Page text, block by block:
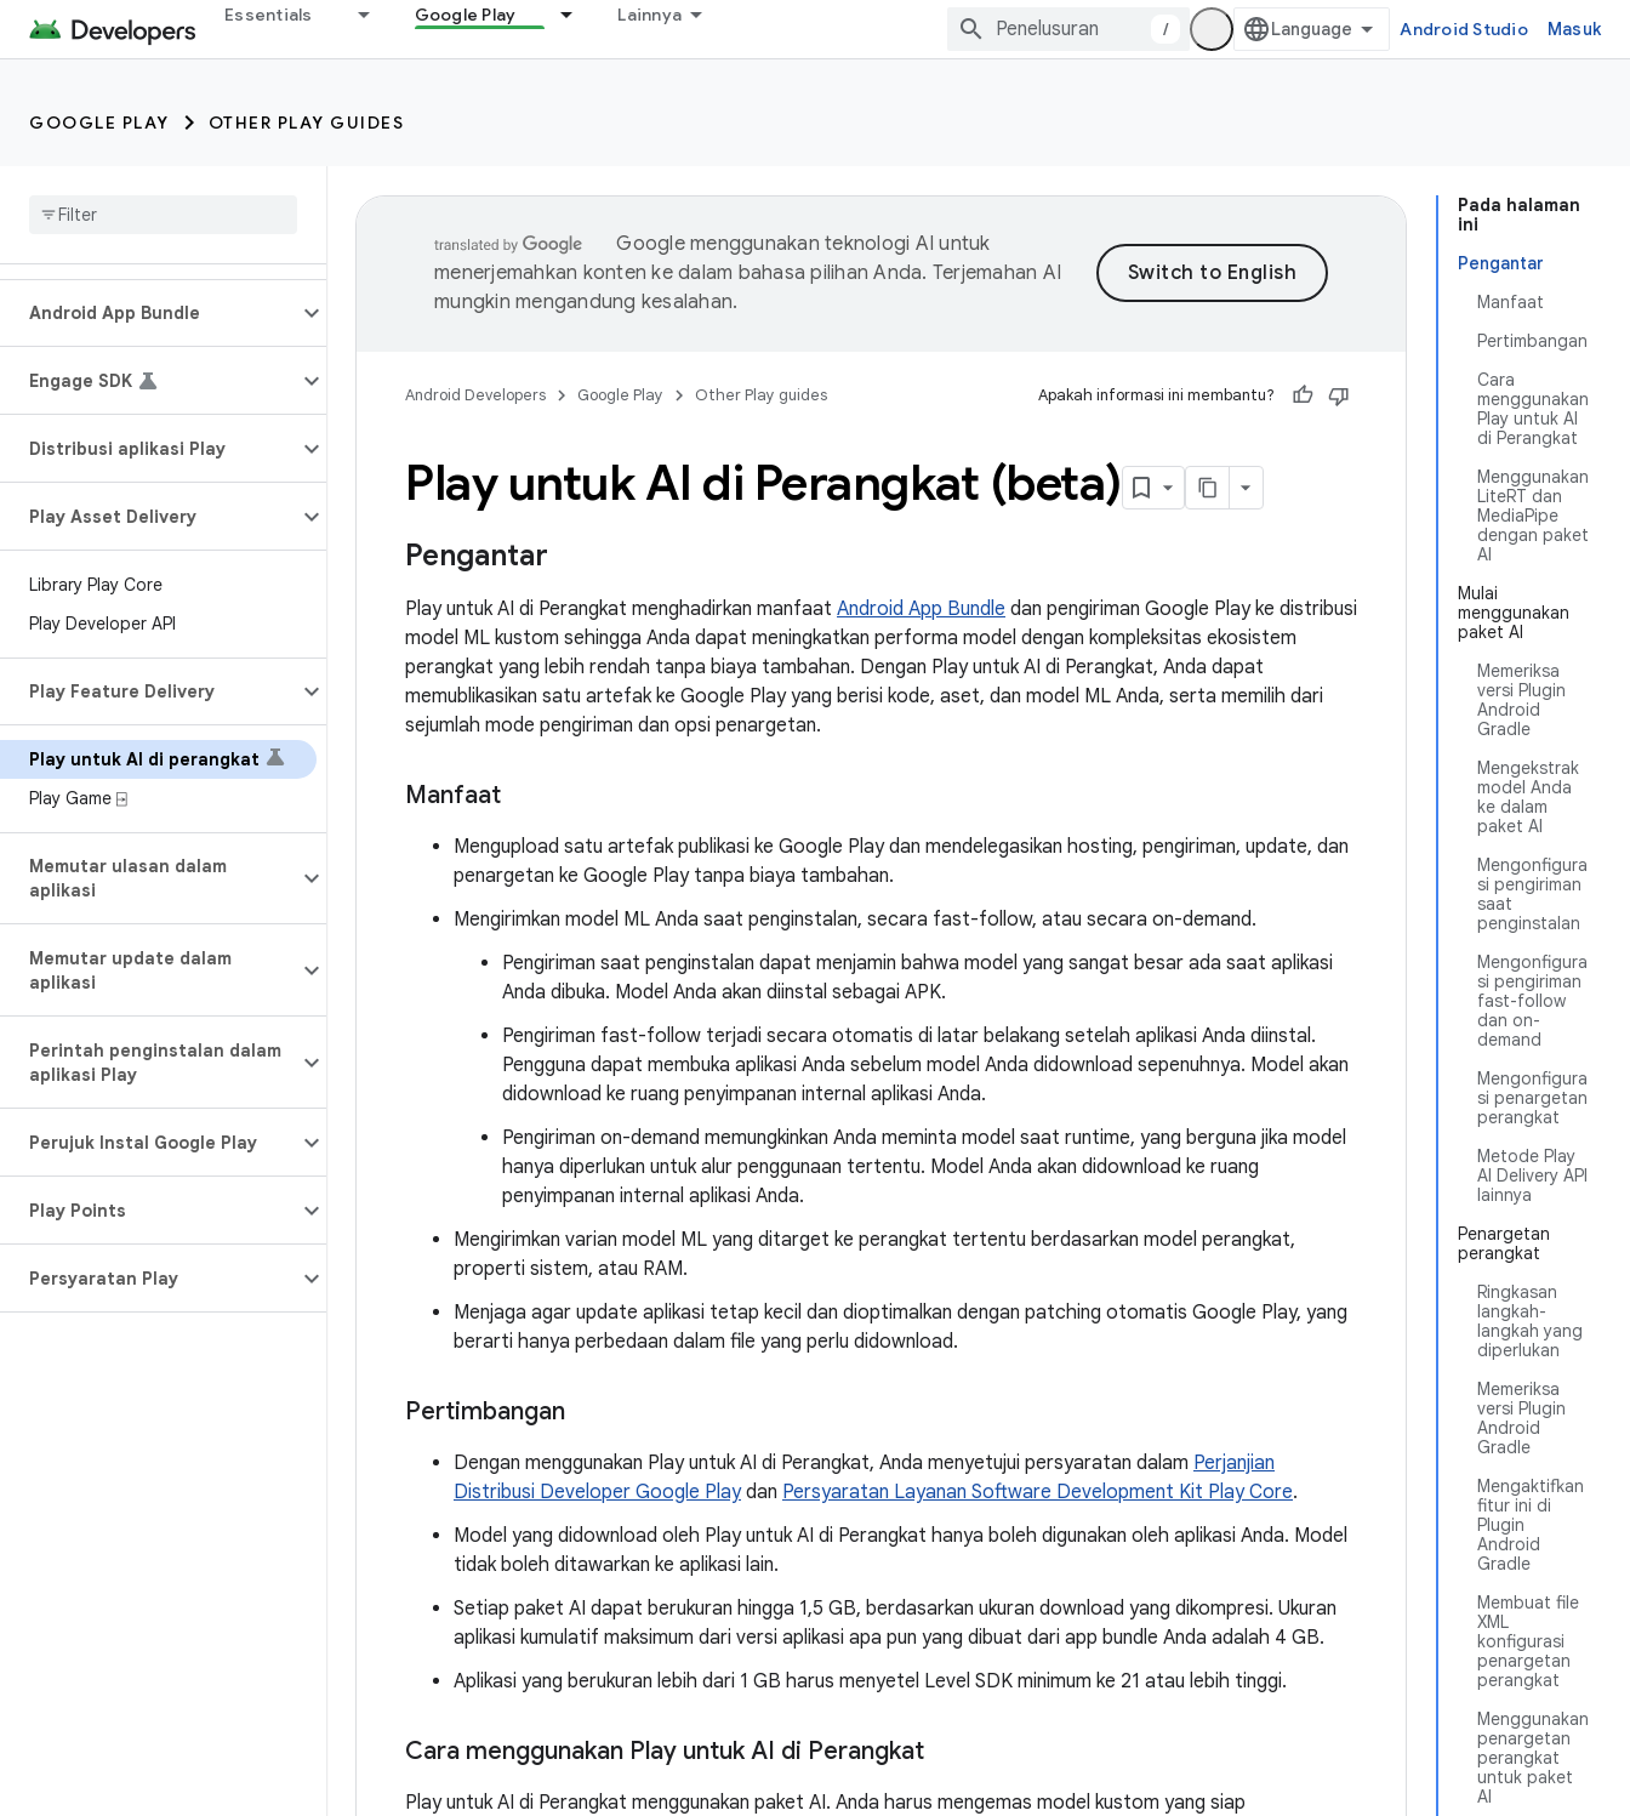
Essentials Google Play Lainnya
/ Android Studio Masuk
GOOGLE PLAY OTHER PLAY GUIDES
Android App Bundle
Engage SDK
Distribusi aplikasi Play
Play Asset Delivery
Library Play Core
Play Developer API
Play Feature Delivery
Play untuk AI di perangkat
Play Game ⍈
Memutar ulasan dalam
aplikasi
Memutar update dalam
aplikasi
Perintah penginstalan dalam
aplikasi Play
Perujuk Instal Google Play
Play Points
Persyaratan Play
Pada halaman
ini
Pengantar
Manfaat
Pertimbangan
Cara
menggunakan
Play untuk AI
di Perangkat
Menggunakan
LiteRT dan
MediaPipe
dengan paket
AI
Mulai
menggunakan
paket AI
Memeriksa
versi Plugin
Android
Gradle
Mengekstrak
model Anda
ke dalam
paket AI
Mengonfigura
si pengiriman
saat
penginstalan
Mengonfigura
si pengiriman
fast-follow
dan on-
demand
Mengonfigura
si penargetan
perangkat
Metode Play
AI Delivery API
lainnya
Penargetan
perangkat
Ringkasan
langkah-
langkah yang
diperlukan
Memeriksa
versi Plugin
Android
Gradle
Mengaktifkan
fitur ini di
Plugin
Android
Gradle
Membuat file
XML
konfigurasi
penargetan
perangkat
Menggunakan
penargetan
perangkat
untuk paket
AI
Google menggunakan teknologi AI untuk
menerjemahkan konten ke dalam bahasa pilihan Anda. Terjemahan AI
mungkin mengandung kesalahan.
Android Developers Google Play Other Play guides Apakah informasi ini membantu?
Play untuk AI di Perangkat (beta)
Pengantar
Play untuk AI di Perangkat menghadirkan manfaat Android App Bundle dan pengiriman Google Play ke distribusi
model ML kustom sehingga Anda dapat meningkatkan performa model dengan kompleksitas ekosistem
perangkat yang lebih rendah tanpa biaya tambahan. Dengan Play untuk AI di Perangkat, Anda dapat
memublikasikan satu artefak ke Google Play yang berisi kode, aset, dan model ML Anda, serta memilih dari
sejumlah mode pengiriman dan opsi penargetan.
Manfaat
Mengupload satu artefak publikasi ke Google Play dan mendelegasikan hosting, pengiriman, update, dan
penargetan ke Google Play tanpa biaya tambahan.
Mengirimkan model ML Anda saat penginstalan, secara fast-follow, atau secara on-demand.
Pengiriman saat penginstalan dapat menjamin bahwa model yang sangat besar ada saat aplikasi
Anda dibuka. Model Anda akan diinstal sebagai APK.
Pengiriman fast-follow terjadi secara otomatis di latar belakang setelah aplikasi Anda diinstal.
Pengguna dapat membuka aplikasi Anda sebelum model Anda didownload sepenuhnya. Model akan
didownload ke ruang penyimpanan internal aplikasi Anda.
Pengiriman on-demand memungkinkan Anda meminta model saat runtime, yang berguna jika model
hanya diperlukan untuk alur penggunaan tertentu. Model Anda akan didownload ke ruang
penyimpanan internal aplikasi Anda.
Mengirimkan varian model ML yang ditarget ke perangkat tertentu berdasarkan model perangkat,
properti sistem, atau RAM.
Menjaga agar update aplikasi tetap kecil dan dioptimalkan dengan patching otomatis Google Play, yang
berarti hanya perbedaan dalam file yang perlu didownload.
Pertimbangan
Dengan menggunakan Play untuk AI di Perangkat, Anda menyetujui persyaratan dalam Perjanjian
Distribusi Developer Google Playdan Persyaratan Layanan Software Development Kit Play Core.
Model yang didownload oleh Play untuk AI di Perangkat hanya boleh digunakan oleh aplikasi Anda. Model
tidak boleh ditawarkan ke aplikasi lain.
Setiap paket AI dapat berukuran hingga 1,5 GB, berdasarkan ukuran download yang dikompresi. Ukuran
aplikasi kumulatif maksimum dari versi aplikasi apa pun yang dibuat dari app bundle Anda adalah 4 GB.
Aplikasi yang berukuran lebih dari 1 GB harus menyetel Level SDK minimum ke 21 atau lebih tinggi.
Cara menggunakan Play untuk AI di Perangkat
Play untuk AI di Perangkat menggunakan paket AI. Anda harus mengemas model kustom yang siap